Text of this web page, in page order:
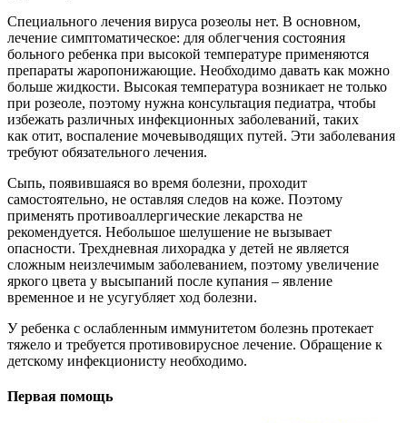
Специального лечения вируса розеолы нет. В основном,
лечение симптоматическое: для облегчения состояния
больного ребенка при высокой температуре применяются
препараты жаропонижающие. Необходимо давать как можно
больше жидкости. Высокая температура возникает не только
при розеоле, поэтому нужна консультация педиатра, чтобы
избежать различных инфекционных заболеваний, таких
как отит, воспаление мочевыводящих путей. Эти заболевания
требуют обязательного лечения.
Сыпь, появившаяся во время болезни, проходит
самостоятельно, не оставляя следов на коже. Поэтому
применять противоаллергические лекарства не
рекомендуется. Небольшое шелушение не вызывает
опасности. Трехдневная лихорадка у детей не является
сложным неизлечимым заболеванием, поэтому увеличение
яркого цвета у высыпаний после купания – явление
временное и не усугубляет ход болезни.
У ребенка с ослабленным иммунитетом болезнь протекает
тяжело и требуется противовирусное лечение. Обращение к
детскому инфекционисту необходимо.
Первая помощь